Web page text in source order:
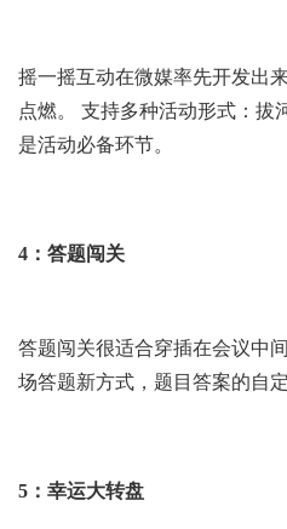
摇一摇互动在微媒率先开发出
点燃。 支持多种活动形式：拔
是活动必备环节。
4：答题闯关
答题闯关很适合穿插在会议中
场答题新方式，题目答案的自
5：幸运大转盘